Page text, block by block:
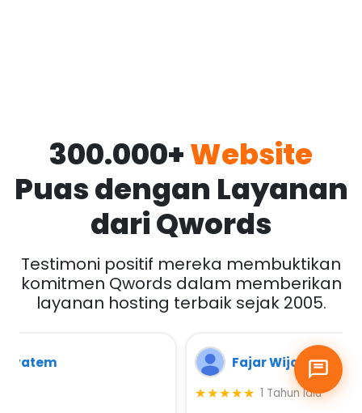
300.000+Website
Puas dengan Layanan
dari Qwords
Testimoni positif mereka membuktikan
komitmen Qwords dalam memberikan
layanan hosting terbaik sejak 2005.